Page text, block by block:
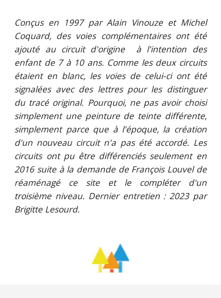
Conçus en 1997 par Alain Vinouze et Michel
Coquard, des voies complémentaires ont été
ajouté au circuit d'origine à l'intention des
enfant de 7 à 10 ans. Comme les deux circuits
étaient en blanc, les voies de celui-ci ont été
signalées avec des lettres pour lesdistinguer
du tracé original. Pourquoi, ne pas avoir choisi
simplement une peinture de teinte différente,
simplement parce que à l'époque, la création
d'un nouveau circuit n'a pas été accordé. Les
circuits ont pu être différenciés seulement en
2016 suite à la demande de François Louvel de
réaménagé ce site et le compléter d'un
troisième niveau. Dernier entretien : 2023 par
Brigitte Lesourd.